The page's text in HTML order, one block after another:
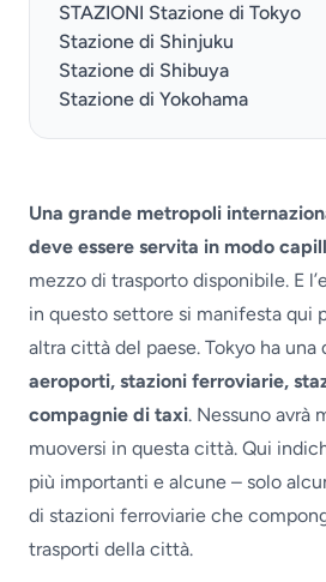
STAZIONI Stazione di Tokyo
Stazione di Shinjuku
Stazione di Shibuya
Stazione di Yokohama
Una grande metropoli
deve essere servita in modo
mezzo di trasporto disponibile. E
in questo settore si manifesta qui
altra città del paese. Tokyo ha
aeroporti, stazioni ferroviarie,
compagnie di taxi. Nessuno avrà
muoversi in questa città. Qui
più importanti e alcune – solo
di stazioni ferroviarie che
trasporti della città.